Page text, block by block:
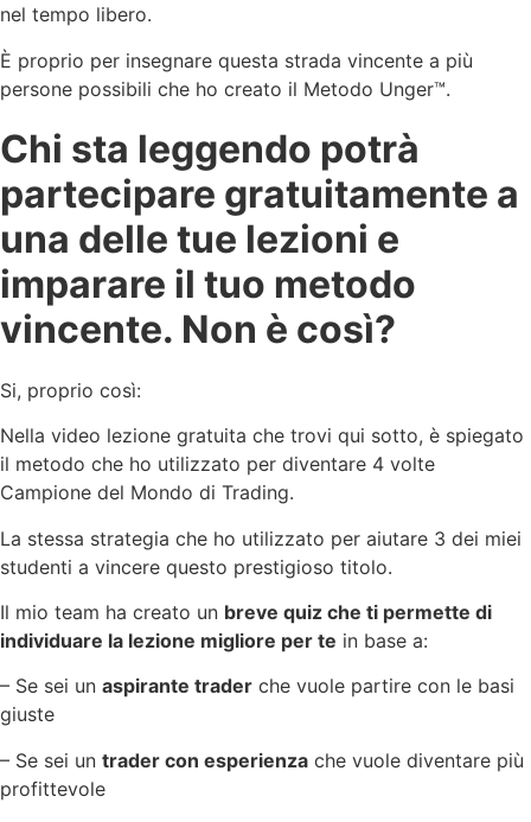
nel tempo libero.
È proprio per insegnare questa strada vincente a più
persone possibili che ho creato il Metodo Unger™.
Chi sta leggendo potrà
partecipare gratuitamente a
una delle tue lezioni e
imparare il tuo metodo
vincente. Non è così?
Si, proprio così:
Nella video lezione gratuita che trovi qui sotto, è spiegato
il metodo che ho utilizzato per diventare 4 volte
Campione del Mondo di Trading.
La stessa strategia che ho utilizzato per aiutare 3 dei miei
studenti a vincere questo prestigioso titolo.
Il mio team ha creato un breve quiz che ti permette di
individuare la lezione migliore per te in base a:
– Se sei un aspirante trader che vuole partire con le basi
giuste
– Se sei un trader con esperienza che vuole diventare più
profittevole